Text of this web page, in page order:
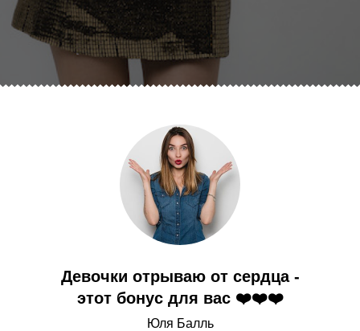
Девочки отрываю от сердца -
этот бонус для вас ❤️❤️❤️
Юля Балль